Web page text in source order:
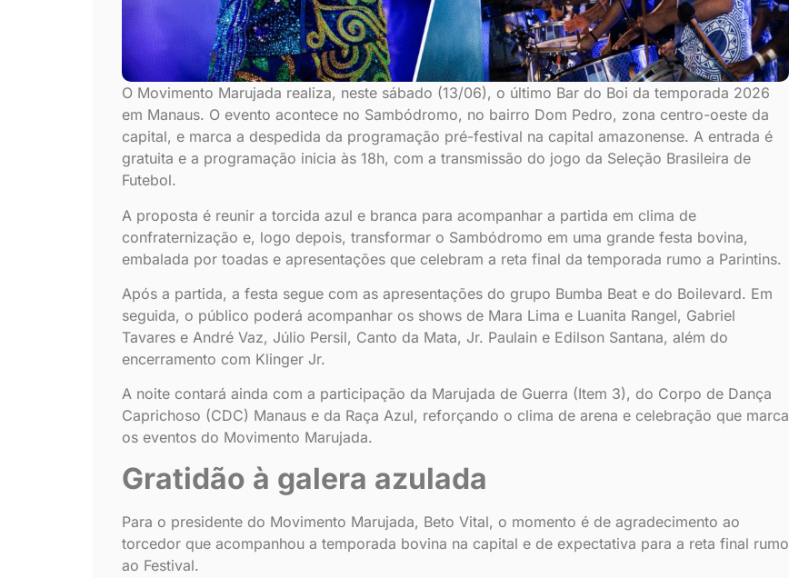
O Movimento Marujada realiza, neste sábado (13/06), o último Bar do Boi da temporada 2026
em Manaus. O evento acontece no Sambódromo, no bairro Dom Pedro, zona centro-oeste da
capital, e marca a despedida da programação pré-festival na capital amazonense. A entrada é
gratuita e a programação inicia às 18h, com a transmissão do jogo da Seleção Brasileira de
Futebol.
A proposta é reunir a torcida azul e branca para acompanhar a partida em clima de
confraternização e, logo depois, transformar o Sambódromo em uma grande festa bovina,
embalada por toadas e apresentações que celebram a reta final da temporada rumo a Parintins.
Após a partida, a festa segue com as apresentações do grupo Bumba Beat e do Boilevard. Em
seguida, o público poderá acompanhar os shows de Mara Lima e Luanita Rangel, Gabriel
Tavares e André Vaz, Júlio Persil, Canto da Mata, Jr. Paulain e Edilson Santana, além do
encerramento com Klinger Jr.
A noite contará ainda com a participação da Marujada de Guerra (Item 3), do Corpo de Dança
Caprichoso (CDC) Manaus e da Raça Azul, reforçando o clima de arena e celebração que marca
os eventos do Movimento Marujada.
Gratidão à galera azulada
Para o presidente do Movimento Marujada, Beto Vital, o momento é de agradecimento ao
torcedor que acompanhou a temporada bovina na capital e de expectativa para a reta final rumo
ao Festival.